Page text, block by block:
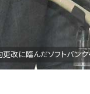
改に臨んだソフトバンク